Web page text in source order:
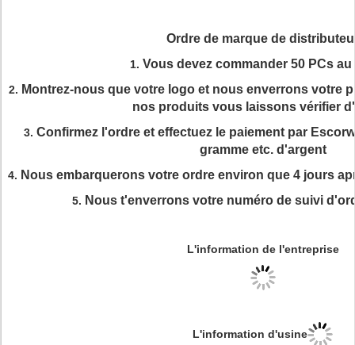
Ordre de marque de
1. Vous devez commander 50 PCs
2. Montrez-nous que votre logo et nous enverrons votre
nos produits vous laissons vérifier
3. Confirmez l'ordre et effectuez le paiement par
gramme etc. d'argent
4. Nous embarquerons votre ordre environ que 4 jours
5. Nous t'enverrons votre numéro de suivi
L'information de l'entreprise
L'information d'usine